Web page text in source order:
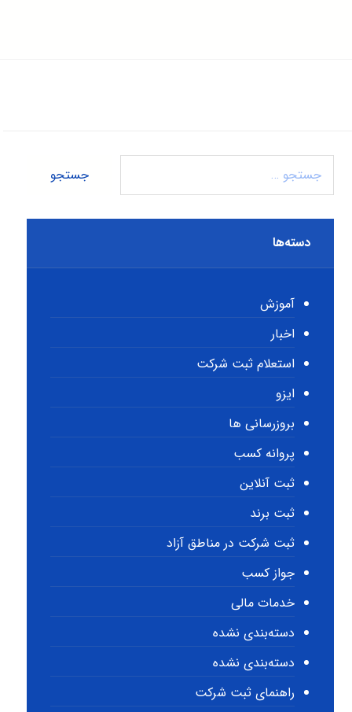
دسته‌ها
آموزش
اخبار
استعلام ثبت شرکت
ایزو
بروزرسانی ها
پروانه کسب
ثبت آنلاین
ثبت برند
ثبت شرکت در مناطق آزاد
جواز کسب
خدمات مالی
دسته‌بندی نشده
دسته‌بندی نشده
راهنمای ثبت شرکت